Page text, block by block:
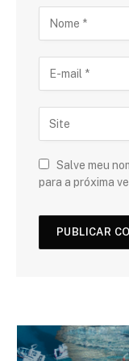
Salve meu
para a próxima